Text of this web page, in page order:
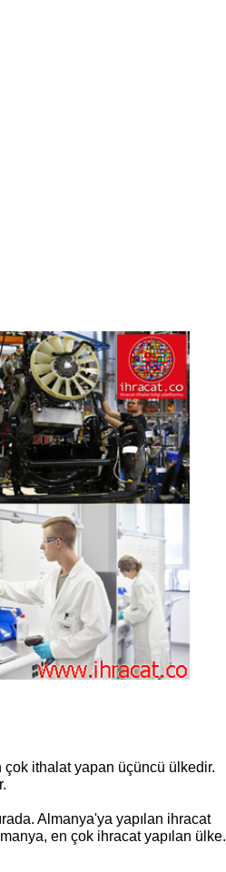
ithalat yapan üçüncü ülkedir.
Almanya'ya yapılan ihracat
en çok ihracat yapılan ülke.